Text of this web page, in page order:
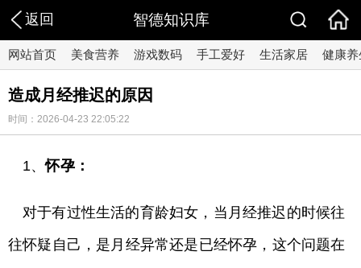
返回 智德知识库
网站首页 美食营养 游戏数码 手工爱好 生活家居 健康养
造成月经推迟的原因
时间：2026-04-23 22:05:22
1、怀孕：
对于有过性生活的育龄妇女，当月经推迟的时候往
往怀疑自己，是月经异常还是已经怀孕，这个问题在